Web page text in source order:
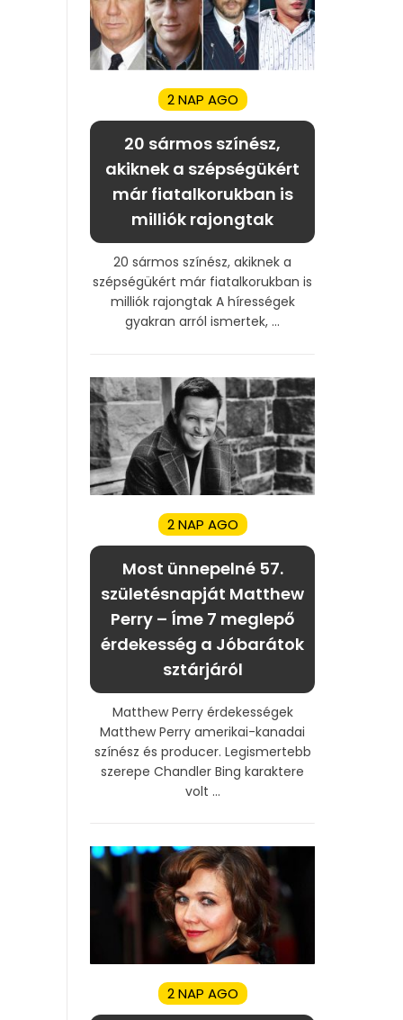
2 NAP AGO
20 sármos színész,
akiknek a szépségükért
már fiatalkorukban is
milliók rajongtak
20 sármos színész, akiknek a
szépségükért már fiatalkorukban is
milliók rajongtak A hírességek
gyakran arról ismertek, ...
2 NAP AGO
Most ünnepelné 57.
születésnapját Matthew
Perry – Íme 7 meglepő
érdekesség a Jóbarátok
sztárjáról
Matthew Perry érdekességek
Matthew Perry amerikai-kanadai
színész és producer. Legismertebb
szerepe Chandler Bing karaktere
volt ...
2 NAP AGO